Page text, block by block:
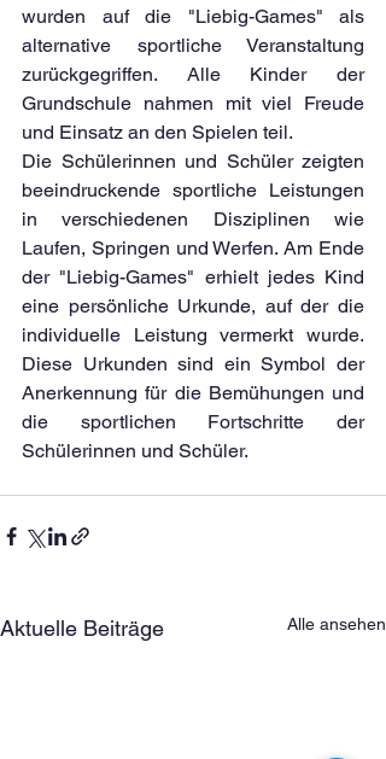
wurden auf die "Liebig-Games" als
alternative sportliche Veranstaltung
zurückgegriffen. Alle Kinder der
Grundschule nahmen mit viel Freude
und Einsatz an den Spielen teil.
Die Schülerinnen und Schüler zeigten
beeindruckende sportliche Leistungen
in verschiedenen Disziplinen wie
Laufen, Springen und Werfen. Am Ende
der "Liebig-Games" erhielt jedes Kind
eine persönliche Urkunde, auf der die
individuelle Leistung vermerkt wurde.
Diese Urkunden sind ein Symbol der
Anerkennung für die Bemühungen und
die sportlichen Fortschritte der
Schülerinnen und Schüler.
Aktuelle Beiträge Alle ansehen